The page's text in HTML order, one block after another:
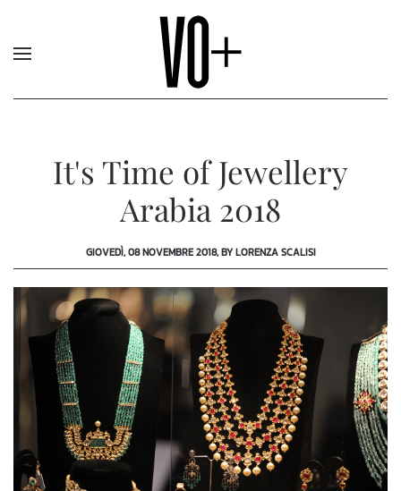
It's Time of Jewellery
Arabia 2018
GIOVEDÌ, 08 NOVEMBRE 2018, BY LORENZA SCALISI